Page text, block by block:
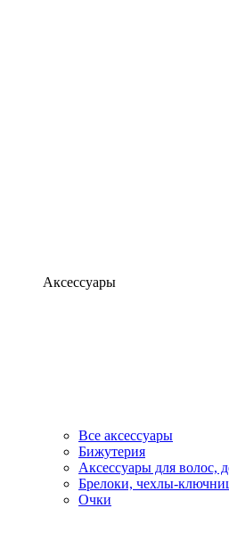
Аксессуары
Все аксессуары
Бижутерия
Аксессуары для волос,
Брелоки, чехлы-
Очки